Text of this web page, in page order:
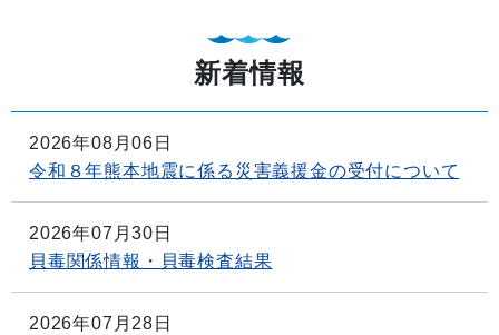
新着情報
2026年08月06日
令和８年熊本地震に係る災害義援金の受付について
2026年07月30日
貝毒関係情報・貝毒検査結果
2026年07月28日